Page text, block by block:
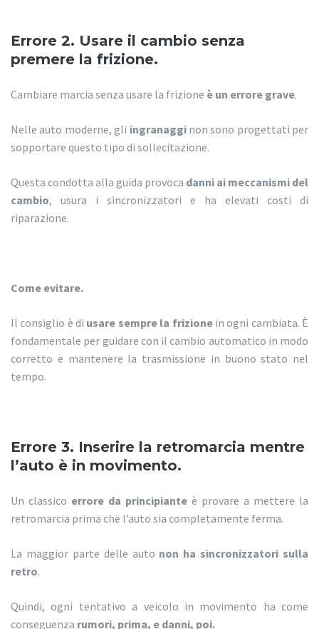
Errore 2. Usare il cambio senza
premere la frizione.
Cambiare marcia senza usare la frizione è un errore grave.
Nelle auto moderne, gli ingranagginon sono progettati per
sopportare questo tipo di sollecitazione.
Questa condotta alla guida provoca danni ai meccanismi del
cambio, usura i sincronizzatori e ha elevati costi di
riparazione.
Come evitare.
Il consiglio è di usare sempre la frizionein ogni cambiata. È
fondamentale per guidare con il cambio automatico in modo
corretto e mantenere la trasmissione in buono stato nel
tempo.
Errore 3. Inserire la retromarcia mentre
l’auto è in movimento.
Un classico errore da principiante è provare a mettere la
retromarcia prima che l’auto sia completamente ferma.
La maggior parte delle auto non ha sincronizzatori sulla
retro.
Quindi, ogni tentativo a veicolo in movimento ha come
conseguenza rumori, prima, e danni, poi.